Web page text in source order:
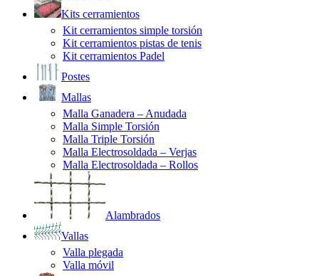
Kits cerramientos
Kit cerramientos simple torsión
Kit cerramientos pistas de tenis
Kit cerramientos Padel
Postes
Mallas
Malla Ganadera – Anudada
Malla Simple Torsión
Malla Triple Torsión
Malla Electrosoldada – Verjas
Malla Electrosoldada – Rollos
Alambrados
Vallas
Valla plegada
Valla móvil